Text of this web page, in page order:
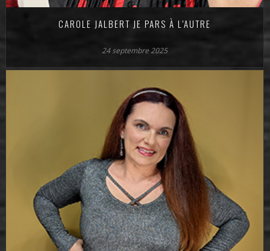
CAROLE JALBERT JE PARS À L’AUTRE
24 septembre 2025